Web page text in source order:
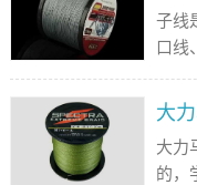
子线
口线
大
大力
的，